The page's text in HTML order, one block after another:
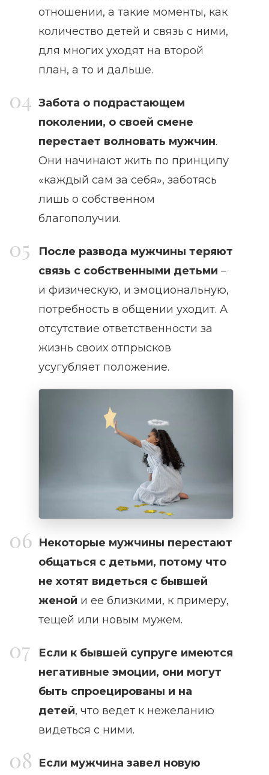
отношении, а такие моменты, как
количество детей и связь с ними,
для многих уходят на второй
план, а то и дальше.
Забота о подрастающем
поколении, о своей смене
перестает волновать мужчин.
Они начинают жить по принципу
«каждый сам за себя», заботясь
лишь о собственном
благополучии.
После развода мужчины теряют
связь с собственными детьми –
и физическую, и эмоциональную,
потребность в общении уходит. А
отсутствие ответственности за
жизнь своих отпрысков
усугубляет положение.
Некоторые мужчины перестают
общаться с детьми, потому что
не хотят видеться с бывшей
женой и ее близкими, к примеру,
тещей или новым мужем.
Если к бывшей супруге имеются
негативные эмоции, они могут
быть спроецированы и на
детей, что ведет к нежеланию
видеться с ними.
Если мужчина завел новую